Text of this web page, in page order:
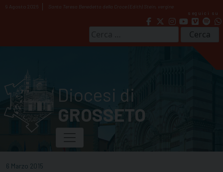
Skip
9 Agosto 2026
Santa Teresa Benedetta della Croce (Edith) Stein, vergine
seguici su
per:
Diocesi di
GROSSETO
6 Marzo 2015